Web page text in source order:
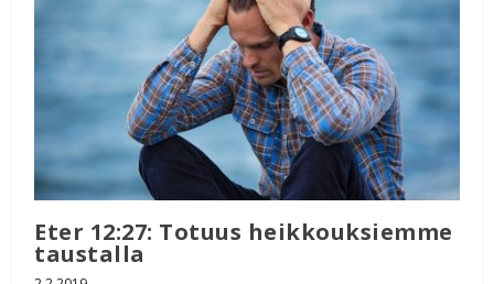
Eter 12:27: Totuus heikkouksiemme
taustalla